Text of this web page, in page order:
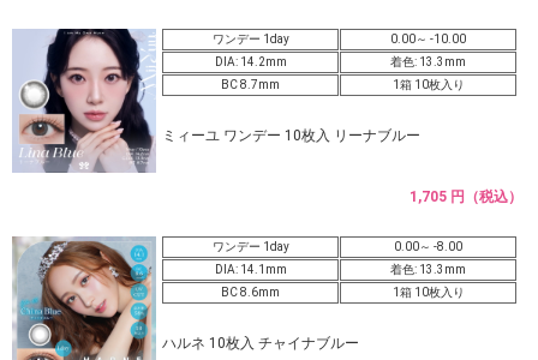
ワンデー 1day
0.00～ -10.00
DIA: 14.2mm
着色: 13.3mm
BC 8.7mm
1箱 10枚入り
ミィーユ ワンデー 10枚入 リーナブルー
1,705 円（税込）
ワンデー 1day
0.00～ -8.00
DIA: 14.1mm
着色: 13.3mm
BC 8.6mm
1箱 10枚入り
ハルネ 10枚入 チャイナブルー